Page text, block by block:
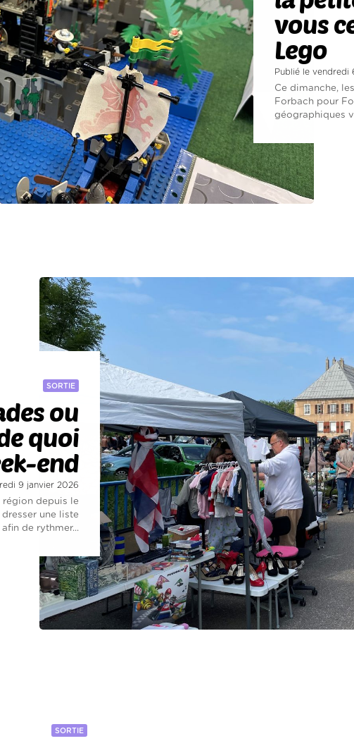
vous
Lego
Publié le vendredi
Ce dimanche,
Forbach pour
géographiques
SORTIE
ou
quoi
end
9 janvier 2026
région depuis le
une liste
de rythmer...
SORTIE